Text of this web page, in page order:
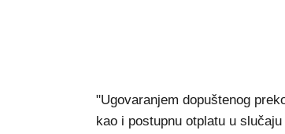
"Ugovaranjem dopuštenog
kao i postupnu otplatu u